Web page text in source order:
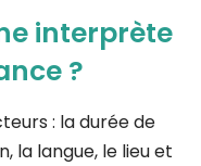
interprète
?
: la durée de
la langue, le lieu et